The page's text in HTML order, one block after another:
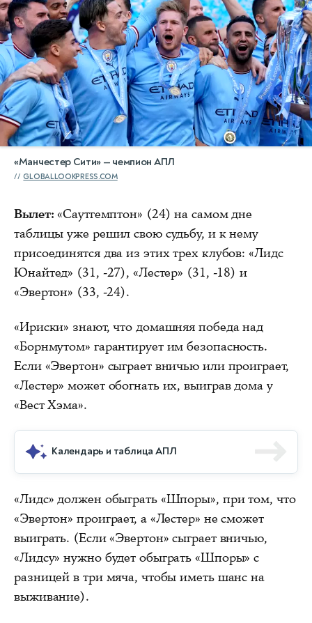
«Манчестер Сити» — чемпион АПЛ
GLOBALLOOKPRESS.COM
Вылет:«Саутгемптон» (24) на самом дне
таблицы уже решил свою судьбу, и к нему
присоединятся два из этих трех клубов: «Лидс
Юнайтед» (31, -27), «Лестер» (31, -18) и
«Эвертон» (33, -24).
«Ириски» знают, что домашняя победа над
«Борнмутом» гарантирует им безопасность.
Если «Эвертон» сыграет вничью или проиграет,
«Лестер» может обогнать их, выиграв дома у
«Вест Хэма».
Календарь и таблица АПЛ
«Лидс» должен обыграть «Шпоры», при том, что
«Эвертон» проиграет, а «Лестер» не сможет
выиграть. (Если «Эвертон» сыграет вничью,
«Лидсу» нужно будет обыграть «Шпоры» с
разницей в три мяча, чтобы иметь шанс на
выживание).